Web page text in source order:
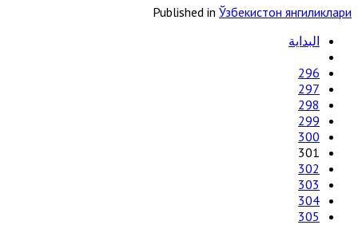
Published in Ўзбекистон янгиликлари
البداية
296
297
298
299
300
301
302
303
304
305